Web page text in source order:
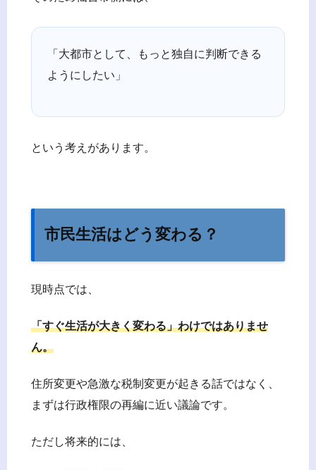
「大都市として、もっと独自に判断できる
ようにしたい」
という考えがあります。
市民生活はどう変わる？
現時点では、
「すぐ生活が大きく変わる」わけではありませ
ん。
住所変更や急激な税制変更が起きる話ではなく、
まずは行政権限の再編に近い議論です。
ただし将来的には、